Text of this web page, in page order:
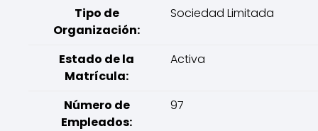
Tipo de
Organización:
Sociedad Limitada
Estado de la
Matrícula:
Activa
Número de
Empleados:
97